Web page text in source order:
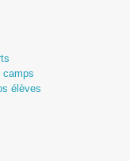
élèves